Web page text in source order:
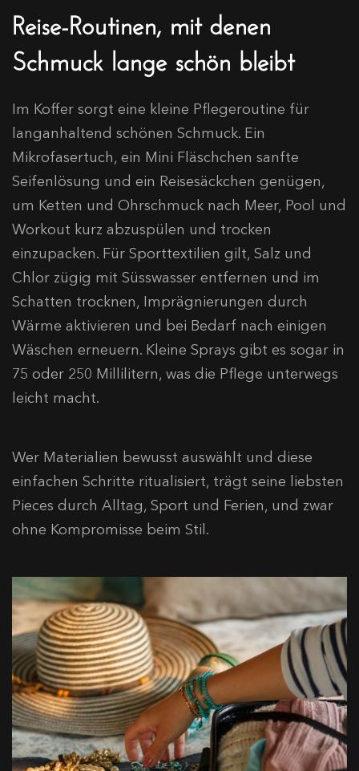
Reise-Routinen, mit denen
Schmuck lange schön bleibt
Im Koffer sorgt eine kleine Pflegeroutine für
langanhaltend schönen Schmuck. Ein
Mikrofasertuch, ein Mini Fläschchen sanfte
Seifenlösung und ein Reisesäckchen genügen,
um Ketten und Ohrschmuck nach Meer, Pool und
Workout kurz abzuspülen und trocken
einzupacken. Für Sporttextilien gilt, Salz und
Chlor zügig mit Süsswasser entfernen und im
Schatten trocknen, Imprägnierungen durch
Wärme aktivieren und bei Bedarf nach einigen
Wäschen erneuern. Kleine Sprays gibt es sogar in
75 oder 250 Millilitern, was die Pflege unterwegs
leicht macht.
Wer Materialien bewusst auswählt und diese
einfachen Schritte ritualisiert, trägt seine liebsten
Pieces durch Alltag, Sport und Ferien, und zwar
ohne Kompromisse beim Stil.